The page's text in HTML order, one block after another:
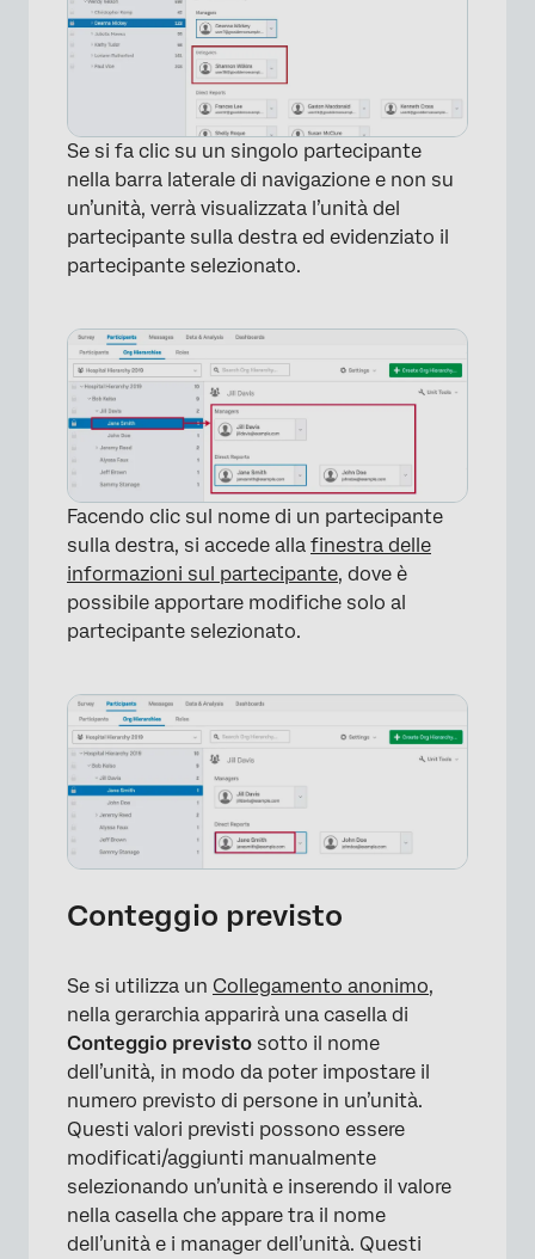
×
×
Se si fa clic su un singolo partecipante
nella barra laterale di navigazione e non su
un’unità, verrà visualizzata l’unità del
partecipante sulla destra ed evidenziato il
partecipante selezionato.
Facendo clic sul nome di un partecipante
sulla destra, si accede alla finestra delle
informazioni sul partecipante, dove è
possibile apportare modifiche solo al
partecipante selezionato.
Conteggio previsto
Se si utilizza un Collegamento anonimo,
nella gerarchia apparirà una casella di
Conteggio previsto sotto il nome
dell’unità, in modo da poter impostare il
numero previsto di persone in un’unità.
Questi valori previsti possono essere
modificati/aggiunti manualmente
selezionando un’unità e inserendo il valore
nella casella che appare tra il nome
dell’unità e i manager dell’unità. Questi